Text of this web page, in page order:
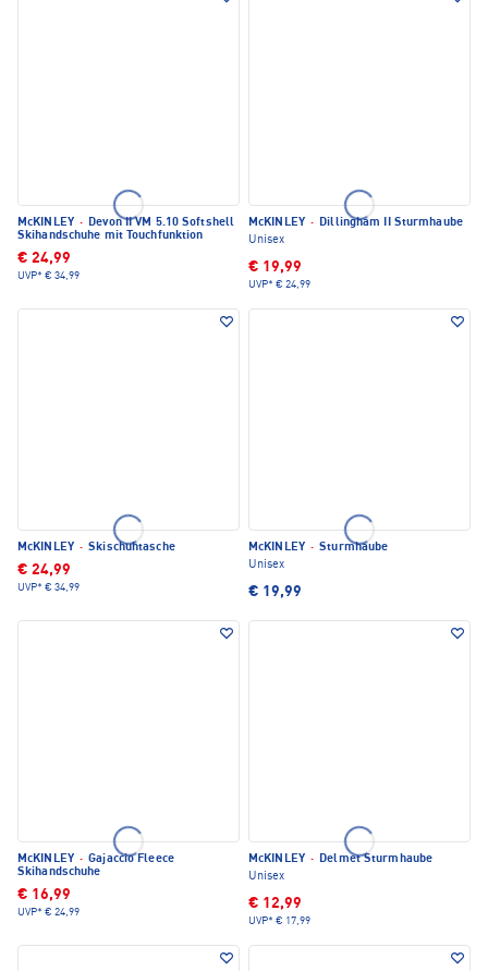
McKINLEY · Devon II VM 5.10 Softshell
Skihandschuhe mit Touchfunktion
€ 24,99
UVP* € 34,99
McKINLEY · Dillingham II Sturmhaube
Unisex
€ 19,99
UVP* € 24,99
McKINLEY · Skischuhtasche
€ 24,99
UVP* € 34,99
McKINLEY · Sturmhaube
Unisex
€ 19,99
McKINLEY · Gajaccio Fleece
Skihandschuhe
€ 16,99
UVP* € 24,99
McKINLEY · Delmet Sturmhaube
Unisex
€ 12,99
UVP* € 17,99